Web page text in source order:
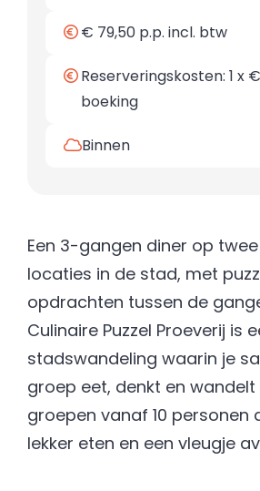
Een 3-gangen diner op
locaties in de stad, met
opdrachten tussen de
Culinaire Puzzel Proeverij is
stadswandeling waarin je
groep eet, denkt en
groepen vanaf 10 personen
lekker eten en een vleugje
€ 79,50 p.p. incl. btw
Reserveringskosten: 1 x
boeking
Binnen